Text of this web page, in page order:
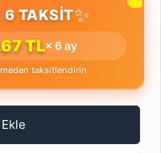
6 TAKSİT✨
TL× 6 ay
taksitlendirin